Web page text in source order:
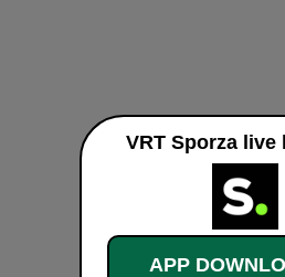
VRT Sporza live
APP